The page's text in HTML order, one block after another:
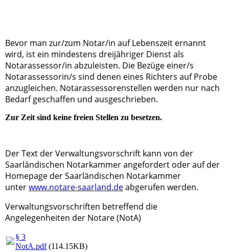
Bevor man zur/zum Notar/in auf Lebenszeit ernannt
wird, ist ein mindestens dreijähriger Dienst als
Notarassessor/in abzuleisten. Die Bezüge einer/s
Notarassessorin/s sind denen eines Richters auf Probe
anzugleichen. Notarassessorenstellen werden nur nach
Bedarf geschaffen und ausgeschrieben.
Zur Zeit sind keine freien Stellen zu besetzen.
Der Text der Verwaltungsvorschrift kann von der
Saarländischen Notarkammerangefordert oder auf der
Homepage der Saarländischen Notarkammer
unterwww.notare-saarland.deabgerufen werden.
Verwaltungsvorschriften betreffend die
Angelegenheiten der Notare (NotA)
§ 3
NotA.pdf(114.15KB)